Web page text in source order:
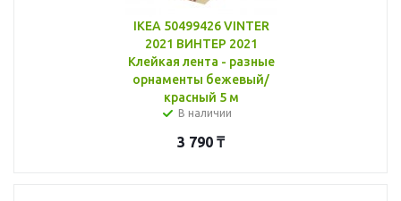
IKEA 50499426 VINTER
2021 ВИНТЕР 2021
Клейкая лента - разные
орнаменты бежевый/
красный 5 м
В наличии
3 790 ₸